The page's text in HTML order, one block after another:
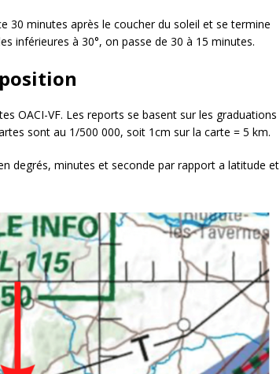
30 minutes après le coucher du soleil et se termine
inférieures à 30°, on passe de 30 à 15 minutes.
OACI-VF. Les reports se basent sur les graduations
sont au 1/500 000, soit 1cm sur la carte = 5 km.
degrés, minutes et seconde par rapport a latitude et